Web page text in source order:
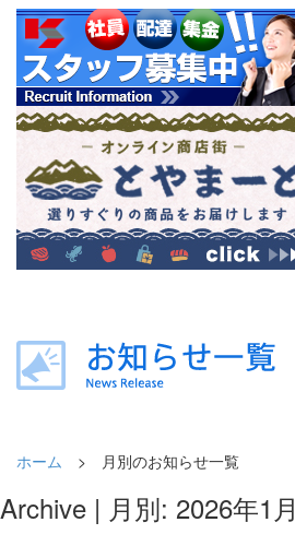
ホーム > 月別のお知らせ一覧
Archive | 月別: 2026年1月